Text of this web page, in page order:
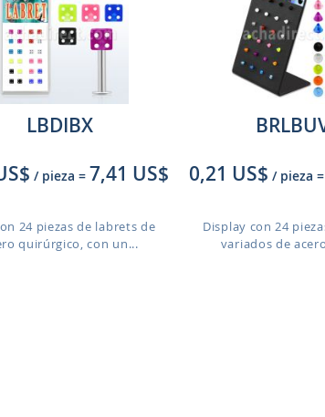
LBDIBX
/ pieza = 7,41 US$
24 piezas de labrets de
quirúrgico, con un...
0,21 US$ / pieza =
Display con 24
variados de